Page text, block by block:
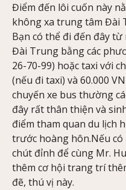
Điểm đến lôi cuốn này
không xa trung tâm Đài
Bạn có thể đi đến đây
Đài Trung bằng các
26-70-99) hoặc taxi với
(nếu đi taxi) và 60.000
chuyến xe bus thường
đây rất thân thiện và
điểm tham quan du lịch
trước hoàng hôn.Nếu
chút đỉnh để cùng Mr.
thêm cơ hội trang trí
đẽ, thú vị này.